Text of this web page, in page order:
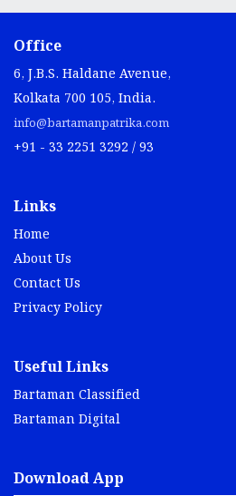
Office
6, J.B.S. Haldane Avenue,
Kolkata 700 105, India.
info@bartamanpatrika.com
+91 - 33 2251 3292 / 93
Links
Home
About Us
Contact Us
Privacy Policy
Useful Links
Bartaman Classified
Bartaman Digital
Download App